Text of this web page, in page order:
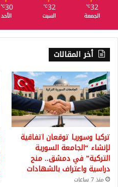
32
℃
الجمعة
32
℃
السبت
30
℃
الأحد
أخر المقالات
تركيا وسوريا توقعان اتفاقية
لإنشاء “الجامعة السورية
التركية” في دمشق.. منح
دراسية واعتراف بالشهادات
منذ 7 ساعات